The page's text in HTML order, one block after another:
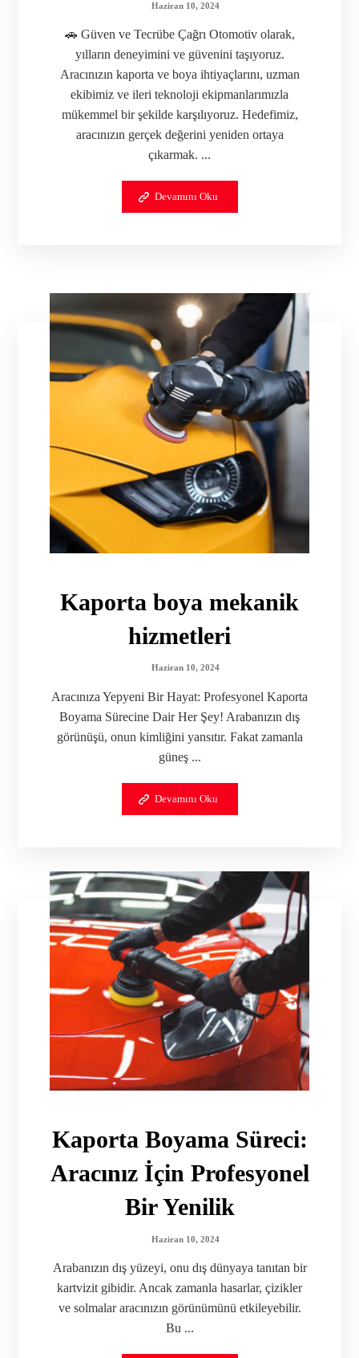
Haziran 10, 2024
🚗 Güven ve Tecrübe Çağrı Otomotiv olarak,
yılların deneyimini ve güvenini taşıyoruz.
Aracınızın kaporta ve boya ihtiyaçlarını, uzman
ekibimiz ve ileri teknoloji ekipmanlarımızla
mükemmel bir şekilde karşılıyoruz. Hedefimiz,
aracınızın gerçek değerini yeniden ortaya
çıkarmak. ...
Devamını Oku
Kaporta boya mekanik
hizmetleri
Haziran 10, 2024
Aracınıza Yepyeni Bir Hayat: Profesyonel Kaporta
Boyama Sürecine Dair Her Şey! Arabanızın dış
görünüşü, onun kimliğini yansıtır. Fakat zamanla
güneş ...
Devamını Oku
Kaporta Boyama Süreci:
Aracınız İçin Profesyonel
Bir Yenilik
Haziran 10, 2024
Arabanızın dış yüzeyi, onu dış dünyaya tanıtan bir
kartvizit gibidir. Ancak zamanla hasarlar, çizikler
ve solmalar aracınızın görünümünü etkileyebilir.
Bu ...